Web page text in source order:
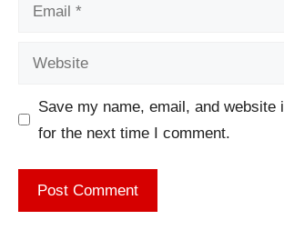
Website
Save my name, email, and website
for the next time I comment.